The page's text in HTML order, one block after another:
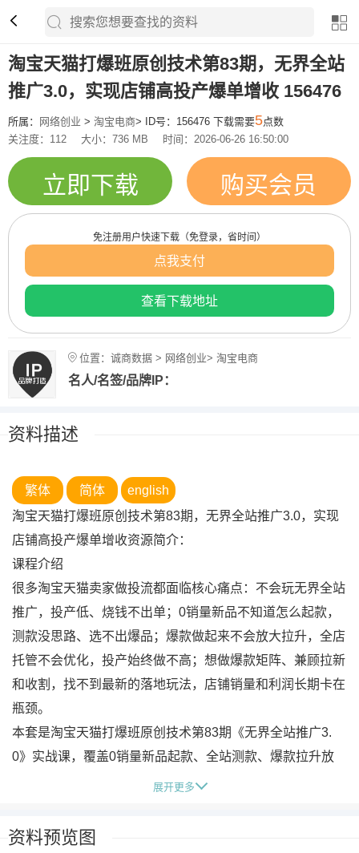
淘宝天猫打爆班原创技术第83期，无界全站
推广3.0，实现店铺高投产爆单增收 156476
所属： 网络创业 > 淘宝电商> ID号：156476 下载需要5点数
关注度：112
大小：736 MB 时间：2026-06-26 16:50:00
立即下载 购买会员
免注册用户快速下载（免登录，省时间）
点我支付
查看下载地址
位置：诚商数据 > 网络创业> 淘宝电商
名人/名签/品牌IP：
资料描述
繁体 简体
english
淘宝天猫打爆班原创技术第83期，无界全站推广3.0，实现
店铺高投产爆单增收资源简介：
课程介绍
很多淘宝天猫卖家做投流都面临核心痛点：不会玩无界全站
推广，投产低、烧钱不出单；0销量新品不知道怎么起款，
测款没思路、选不出爆品；爆款做起来不会放大拉升，全店
托管不会优化，投产始终做不高；想做爆款矩阵、兼顾拉新
和收割，找不到最新的落地玩法，店铺销量和利润长期卡在
瓶颈。
本套是淘宝天猫打爆班原创技术第83期《无界全站推广3.
0》实战课，覆盖0销量新品起款、全站测款、爆款拉升放
大、爆款群运营、全店托管全场景玩法，配套真实落地实操
投产爆单增收，还附赠拼多多、抖店打爆玩法，多平台通
展开更多
资料预览图